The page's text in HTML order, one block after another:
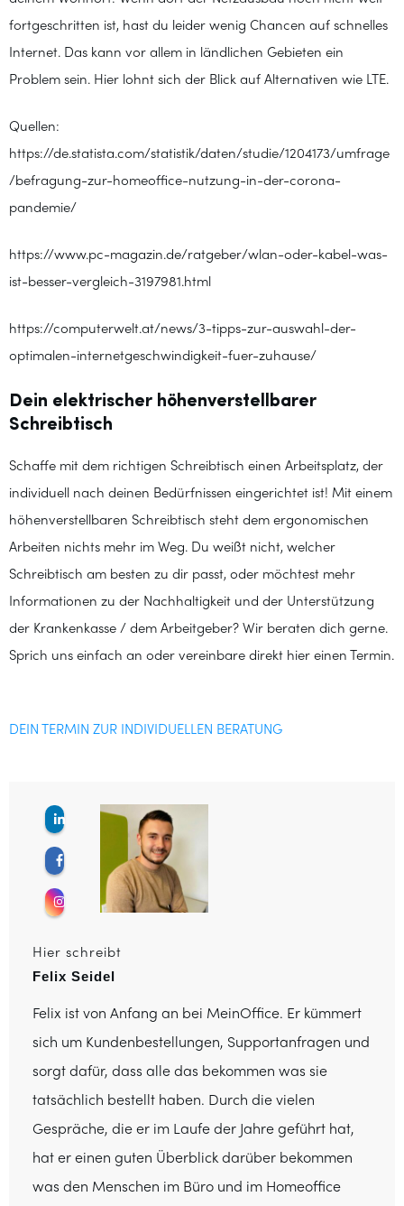
fortgeschritten ist, hast du leider wenig Chancen auf schnelles
Internet. Das kann vor allem in ländlichen Gebieten ein
Problem sein. Hier lohnt sich der Blick auf Alternativen wie LTE.
Quellen:
https://de.statista.com/statistik/daten/studie/1204173/umfrage
/befragung-zur-homeoffice-nutzung-in-der-corona-
pandemie/
https://www.pc-magazin.de/ratgeber/wlan-oder-kabel-was-
ist-besser-vergleich-3197981.html
https://computerwelt.at/news/3-tipps-zur-auswahl-der-
optimalen-internetgeschwindigkeit-fuer-zuhause/
Dein elektrischer höhenverstellbarer
Schreibtisch
Schaffe mit dem richtigen Schreibtisch einen Arbeitsplatz, der
individuell nach deinen Bedürfnissen eingerichtet ist! Mit einem
höhenverstellbaren Schreibtisch steht dem ergonomischen
Arbeiten nichts mehr im Weg. Du weißt nicht, welcher
Schreibtisch am besten zu dir passt, oder möchtest mehr
Informationen zu der Nachhaltigkeit und der Unterstützung
der Krankenkasse / dem Arbeitgeber? Wir beraten dich gerne.
Sprich uns einfach an oder vereinbare direkt hier einen Termin.
DEIN TERMIN ZUR INDIVIDUELLEN BERATUNG
Hier schreibt
Felix Seidel
Felix ist von Anfang an bei MeinOffice. Er kümmert
sich um Kundenbestellungen, Supportanfragen und
sorgt dafür, dass alle das bekommen was sie
tatsächlich bestellt haben. Durch die vielen
Gespräche, die er im Laufe der Jahre geführt hat,
hat er einen guten Überblick darüber bekommen
was den Menschen im Büro und im Homeoffice